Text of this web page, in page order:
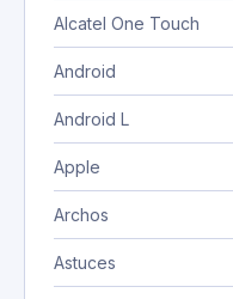
Alcatel One Touch
Android
Android L
Apple
Archos
Astuces